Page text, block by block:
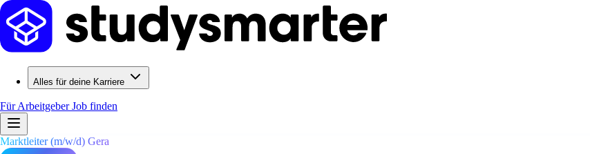
Alles für deine Karriere
Für ArbeitgeberJob finden
Marktleiter (m/w/d) Gera